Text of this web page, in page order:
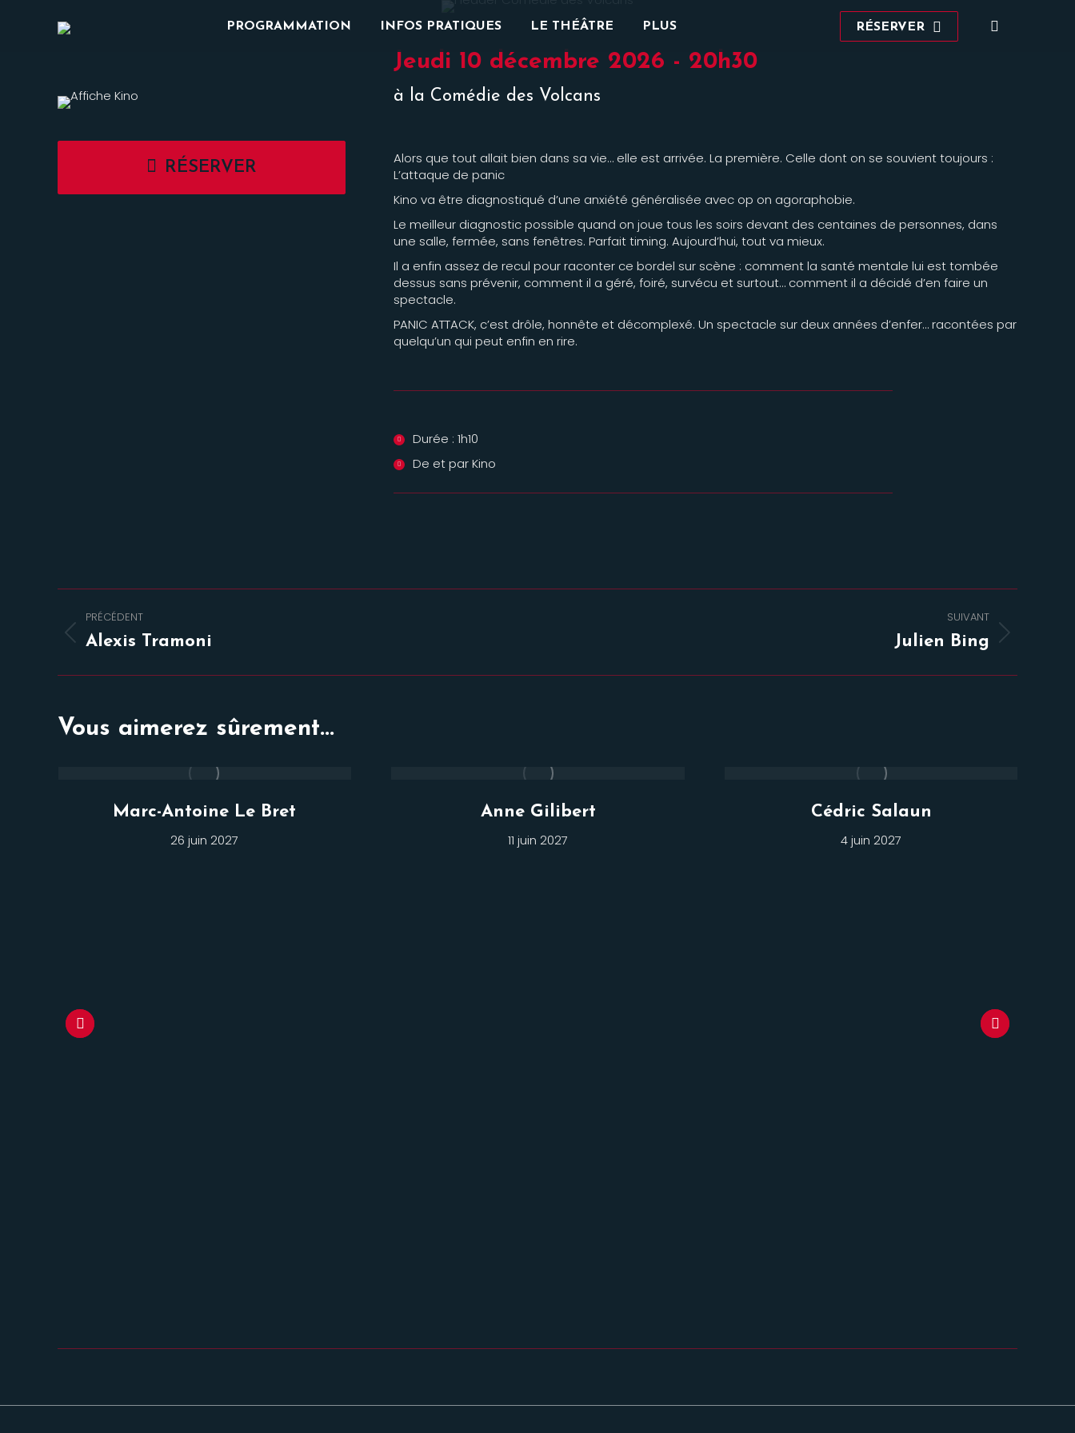
PROGRAMMATION INFOS PRATIQUES LE THÉÂTRE PLUS RÉSERVER
Recherche
RÉSERVER
Jeudi 10 décembre 2026 - 20h30
à la Comédie des Volcans
Alors que tout allait bien dans sa vie… elle est arrivée. La première. Celle dont on se souvient toujours :
L’attaque de panic
Kino va être diagnostiqué d’une anxiété généralisée avec op on agoraphobie.
Le meilleur diagnostic possible quand on joue tous les soirs devant des centaines de personnes, dans
une salle, fermée, sans fenêtres. Parfait timing. Aujourd’hui, tout va mieux.
Il a enfin assez de recul pour raconter ce bordel sur scène : comment la santé mentale lui est tombée
dessus sans prévenir, comment il a géré, foiré, survécu et surtout… comment il a décidé d’en faire un
spectacle.
PANIC ATTACK, c’est drôle, honnête et décomplexé. Un spectacle sur deux années d’enfer… racontées par
quelqu’un qui peut enfin en rire.
Durée : 1h10
De et par Kino
Navigation
de
commentaire
PRÉCÉDENT
Onglet
Alexis Tramoni
SUIVANT
Julien Bing
Vous aimerez sûrement...
Marc-Antoine Le Bret
26 juin 2027
Anne Gilibert
11 juin 2027
Cédric Salaun
4 juin 2027